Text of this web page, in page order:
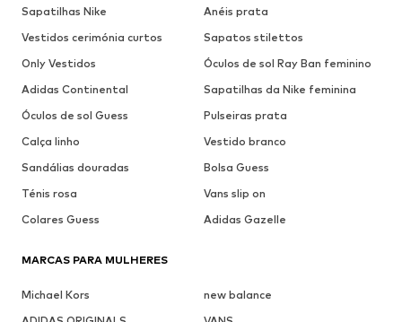
Sapatilhas Nike
Anéis prata
Vestidos cerimónia curtos
Sapatos stilettos
Only Vestidos
Óculos de sol Ray Ban feminino
Adidas Continental
Sapatilhas da Nike feminina
Óculos de sol Guess
Pulseiras prata
Calça linho
Vestido branco
Sandálias douradas
Bolsa Guess
Ténis rosa
Vans slip on
Colares Guess
Adidas Gazelle
MARCAS PARA MULHERES
Michael Kors
new balance